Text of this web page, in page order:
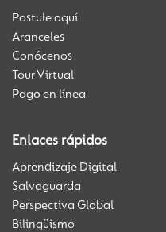
Postule aquí
Aranceles
Conócenos
Tour Virtual
Pago en línea
Enlaces rápidos
Aprendizaje Digital
Salvaguarda
Perspectiva Global
Bilingüismo